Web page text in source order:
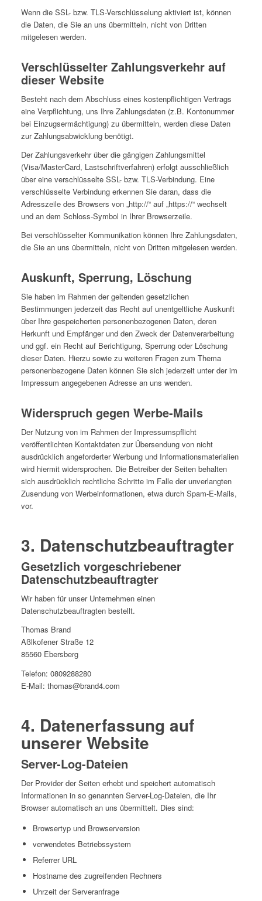
Wenn die SSL- bzw. TLS-Verschlüsselung aktiviert ist, können
die Daten, die Sie an uns übermitteln, nicht von Dritten
mitgelesen werden.
Verschlüsselter Zahlungsverkehr auf
dieser Website
Besteht nach dem Abschluss eines kostenpflichtigen Vertrags
eine Verpflichtung, uns Ihre Zahlungsdaten (z.B. Kontonummer
bei Einzugsermächtigung) zu übermitteln, werden diese Daten
zur Zahlungsabwicklung benötigt.
Der Zahlungsverkehr über die gängigen Zahlungsmittel
(Visa/MasterCard, Lastschriftverfahren) erfolgt ausschließlich
über eine verschlüsselte SSL- bzw. TLS-Verbindung. Eine
verschlüsselte Verbindung erkennen Sie daran, dass die
Adresszeile des Browsers von „http://“ auf „https://“ wechselt
und an dem Schloss-Symbol in Ihrer Browserzeile.
Bei verschlüsselter Kommunikation können Ihre Zahlungsdaten,
die Sie an uns übermitteln, nicht von Dritten mitgelesen werden.
Auskunft, Sperrung, Löschung
Sie haben im Rahmen der geltenden gesetzlichen
Bestimmungen jederzeit das Recht auf unentgeltliche Auskunft
über Ihre gespeicherten personenbezogenen Daten, deren
Herkunft und Empfänger und den Zweck der Datenverarbeitung
und ggf. ein Recht auf Berichtigung, Sperrung oder Löschung
dieser Daten. Hierzu sowie zu weiteren Fragen zum Thema
personenbezogene Daten können Sie sich jederzeit unter der im
Impressum angegebenen Adresse an uns wenden.
Widerspruch gegen Werbe-Mails
Der Nutzung von im Rahmen der Impressumspflicht
veröffentlichten Kontaktdaten zur Übersendung von nicht
ausdrücklich angeforderter Werbung und Informationsmaterialien
wird hiermit widersprochen. Die Betreiber der Seiten behalten
sich ausdrücklich rechtliche Schritte im Falle der unverlangten
Zusendung von Werbeinformationen, etwa durch Spam-E-Mails,
vor.
3. Datenschutzbeauftragter
Gesetzlich vorgeschriebener
Datenschutzbeauftragter
Wir haben für unser Unternehmen einen
Datenschutzbeauftragten bestellt.
Thomas Brand
Aßlkofener Straße 12
85560 Ebersberg
Telefon: 0809288280
E-Mail: thomas@brand4.com
4. Datenerfassung auf
unserer Website
Server-Log-Dateien
Der Provider der Seiten erhebt und speichert automatisch
Informationen in so genannten Server-Log-Dateien, die Ihr
Browser automatisch an uns übermittelt. Dies sind:
Browsertyp und Browserversion
verwendetes Betriebssystem
Referrer URL
Hostname des zugreifenden Rechners
Uhrzeit der Serveranfrage